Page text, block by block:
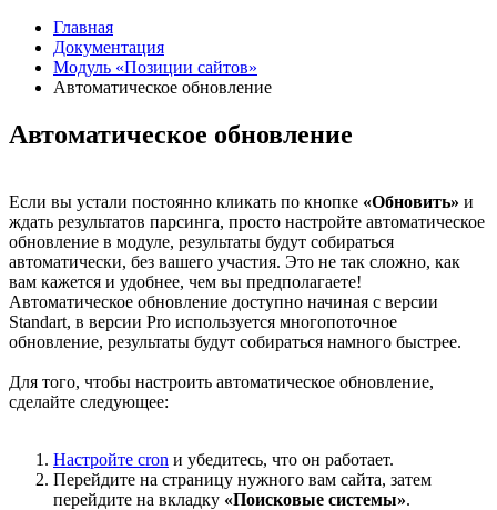
Главная
Документация
Модуль «Позиции сайтов»
Автоматическое обновление
Автоматическое обновление
Если вы устали постоянно кликать по кнопке «Обновить» и
ждать результатов парсинга, просто настройте автоматическое
обновление в модуле, результаты будут собираться
автоматически, без вашего участия. Это не так сложно, как
вам кажется и удобнее, чем вы предполагаете!
Автоматическое обновление доступно начиная с версии
Standart, в версии Pro используется многопоточное
обновление, результаты будут собираться намного быстрее.
Для того, чтобы настроить автоматическое обновление,
сделайте следующее:
Настройте cron и убедитесь, что он работает.
Перейдите на страницу нужного вам сайта, затем
перейдите на вкладку «Поисковые системы».